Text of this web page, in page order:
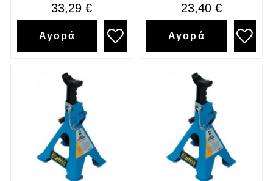
33,29 €
Αγορά
23,40 €
Αγορά